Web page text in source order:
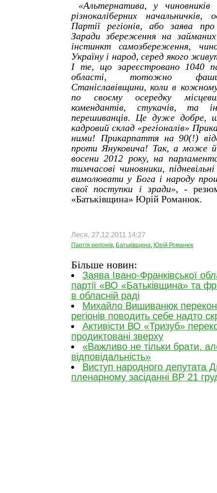
«Альтернатива, у
різнокаліберних начальничків,
Партії регіонів, або заява
Заради збереження на
інстинкт самозбереження,
Україну і народ, серед якого
І те, що зареєстровано 1040
області, тотожно
Станіславівщини, коли в
по своєму осередку
комендантів, стукачів, та
перешиванців. Це дуже добре,
кадровий склад «регіоналів»
ними! Прикарпаття на 90(!)
проти Януковича! Так, а може й
восени 2012 року, на
тимчасові чиновники,
вимолювати у Бога і народу
свої поступки і зради», -
«Батьківщина» Юрій Романюк.
Леся, 27.12.2011 14:27
Партія регіонів, Батьківщина, Юрій Романюк
Більше новин:
Заява Івано-Франківської
партії «ВО «Батьківщина» та
в обласній раді
Михайло Вишиванюк
регіонів поводить себе надто
Активісти ВО «Тризуб»
продиктовані зверху
«Важливо не тільки брати,
відповідальність»
Виступ народного депутата
пленарному засіданні ВР 21